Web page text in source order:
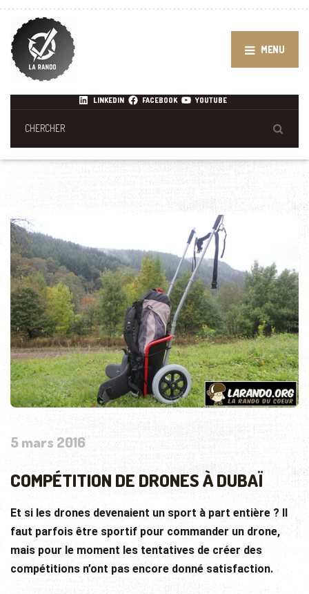
MENU
LINKEDIN FACEBOOK YOUTUBE
5 mars 2016
COMPÉTITION DE DRONES À DUBAÏ
Et si les drones devenaient un sport à part entière ? Il
faut parfois être sportif pour commander un drone,
mais pour le moment les tentatives de créer des
compétitions n’ont pas encore donné satisfaction.